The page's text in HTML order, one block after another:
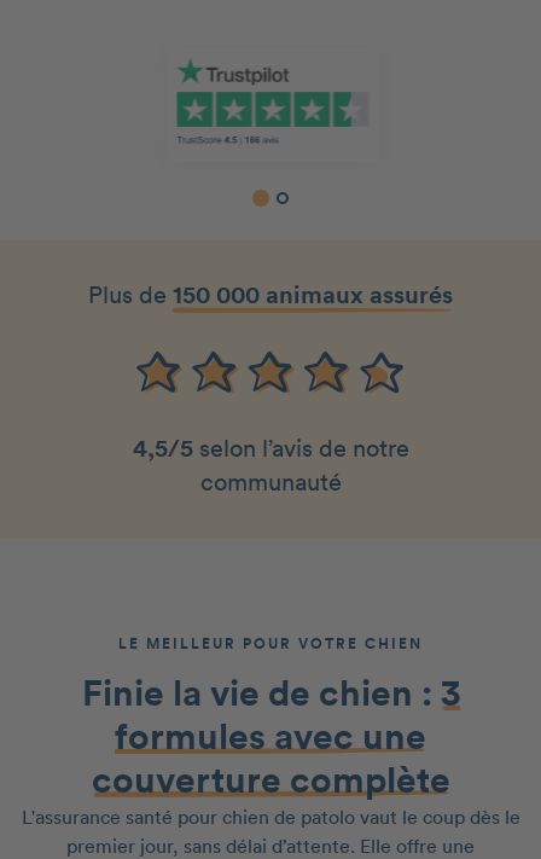
Plus de 150 000 animaux assurés
4,5/5selon l’avis de notre
communauté
LE MEILLEUR POUR VOTRE CHIEN
Finie la vie de chien : 3
formules avec une
couverture complète
L'assurance santé pour chien de patolo vaut le coup dès le
premier jour, sans délai d’attente. Elle offre une